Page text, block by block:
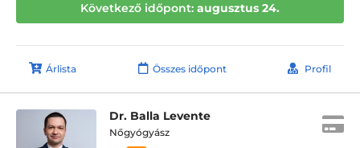
Következő időpont: augusztus 24.
Árlista Összes időpont Profil
Dr. Balla Levente
Nőgyógyász